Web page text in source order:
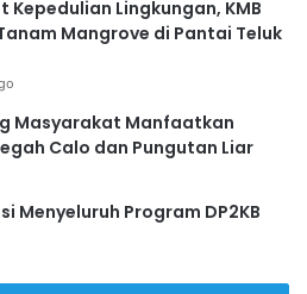
Kepedulian Lingkungan, KMB
Mangrove di Pantai Teluk
Masyarakat Manfaatkan
Calo dan Pungutan Liar
Menyeluruh Program DP2KB